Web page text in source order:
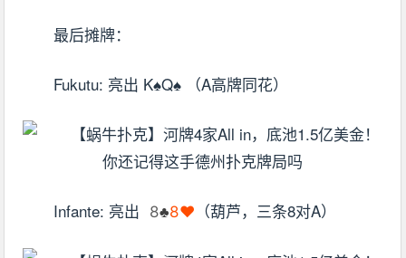
最后摊牌：
Fukutu: 亮出 K♠Q♠ （A高牌同花）
Infante: 亮出 8♣8♥ （葫芦，三条8对A）